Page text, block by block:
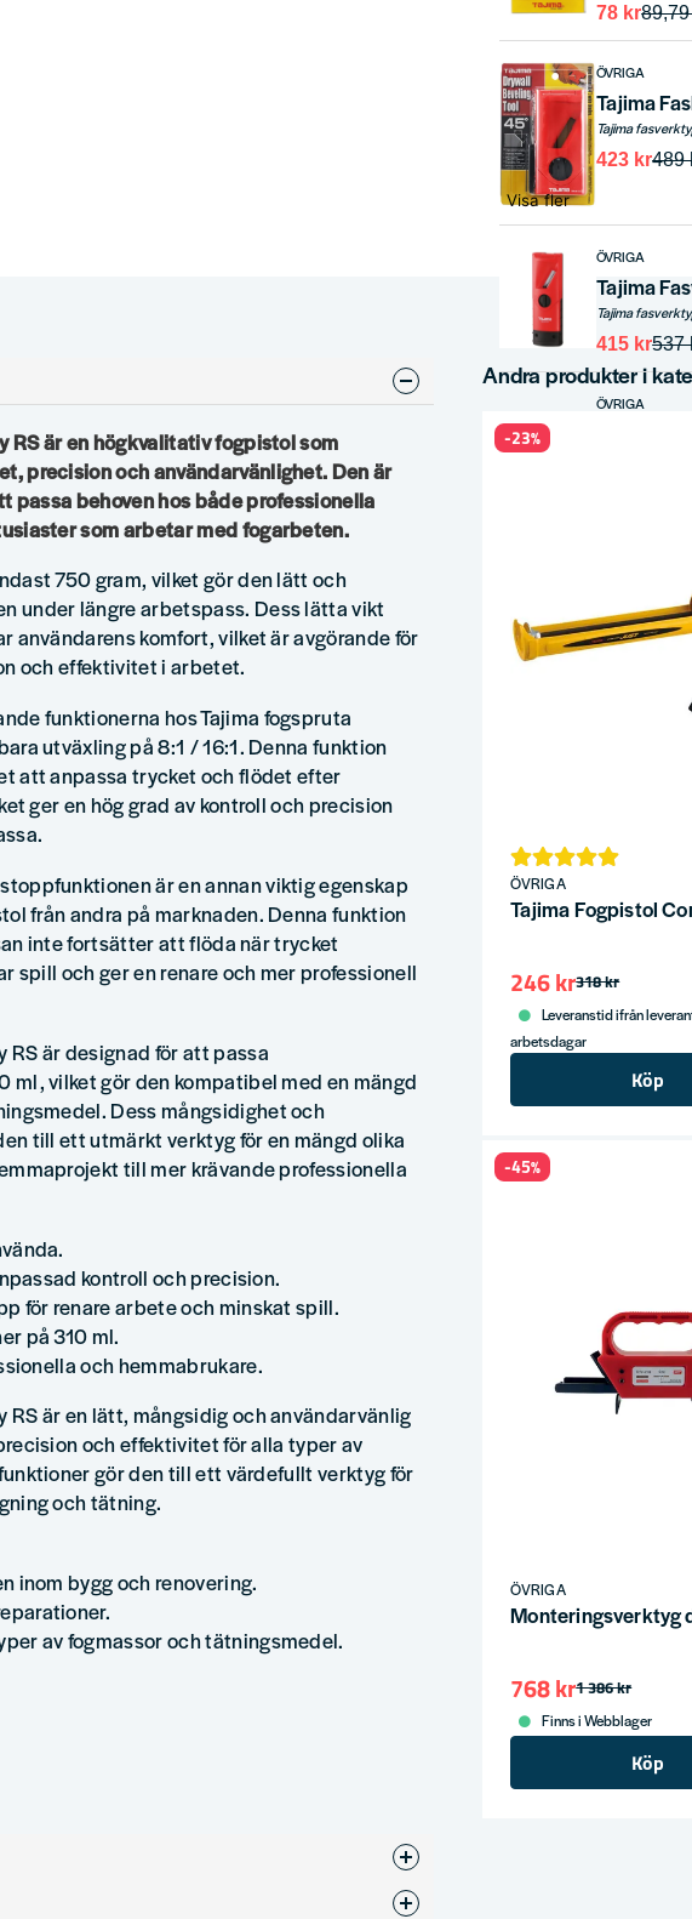
78 kr
ÖVRIGA
Tajima
Tajima
489
423 kr
ÖVRIGA
Tajima
537
415 kr
ÖVRIGA
Tajima
Tajima
629
402 kr
Visa fler
RS är en högkvalitativ fogpistol som
precision och användarvänlighet. Den är
behoven hos både professionella
som arbetar med fogarbeten.
750 gram, vilket gör den lätt och
under längre arbetspass. Dess lätta vikt
användarens komfort, vilket är avgörande för
och effektivitet i arbetet.
funktionerna hos Tajima fogspruta
utväxling på 8:1 / 16:1. Denna funktion
att anpassa trycket och flödet efter
ger en hög grad av kontroll och precision
är en annan viktig egenskap
från andra på marknaden. Denna funktion
inte fortsätter att flöda när trycket
spill och ger en renare och mer professionell
RS är designad för att passa
ml, vilket gör den kompatibel med en mängd
Dess mångsidighet och
till ett utmärkt verktyg för en mängd olika
till mer krävande professionella
kontroll och precision.
för renare arbete och minskat spill.
på 310 ml.
och hemmabrukare.
RS är en lätt, mångsidig och användarvänlig
och effektivitet för alla typer av
gör den till ett värdefullt verktyg för
och tätning.
inom bygg och renovering.
av fogmassor och tätningsmedel.
Andra produkter i
ÖVRIGA
Tajima Fogpistol
318 kr
246 kr
Leveranstid ifrån
arbetsdagar
Köp
-23%
ÖVRIGA
Monteringsverktyg
1 386 kr
768 kr
Finns i Webblager
Köp
-45%